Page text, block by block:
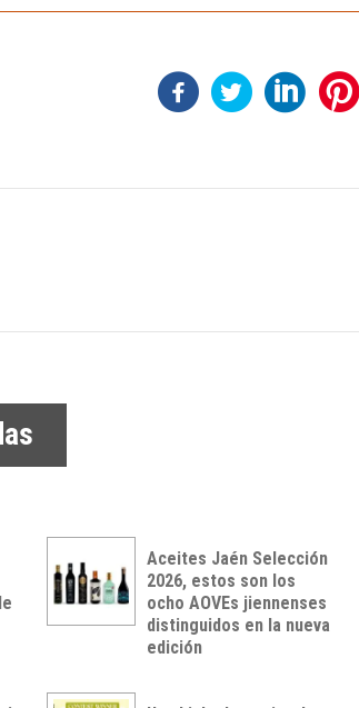
Aceites Jaén Selección
2026, estos son los
ocho AOVEs jiennenses
distinguidos en la nueva
edición